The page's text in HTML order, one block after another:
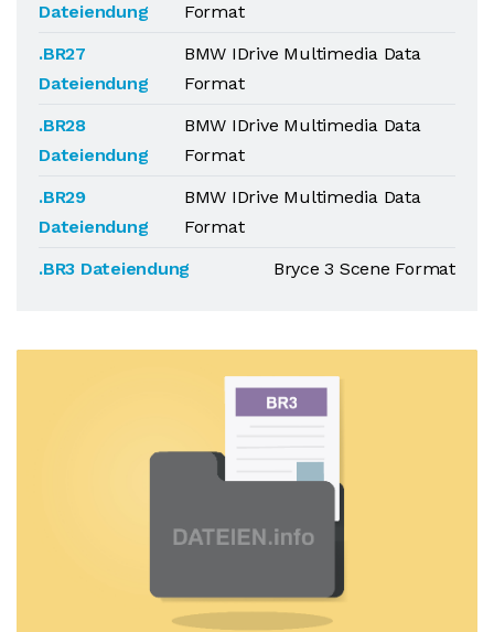
Dateiendung
Format
.BR27
Dateiendung
BMW IDrive Multimedia Data
Format
.BR28
Dateiendung
BMW IDrive Multimedia Data
Format
.BR29
Dateiendung
BMW IDrive Multimedia Data
Format
.BR3 Dateiendung
Bryce 3 Scene Format